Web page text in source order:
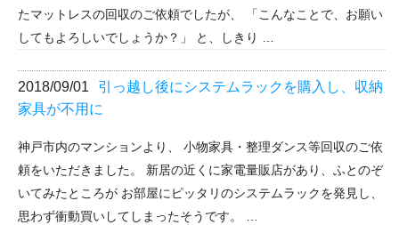
たマットレスの回収のご依頼でしたが、 「こんなことで、お願い
してもよろしいでしょうか？」 と、しきり …
2018/09/01
引っ越し後にシステムラックを購入し、収納
家具が不用に
神戸市内のマンションより、 小物家具・整理ダンス等回収のご依
頼をいただきました。 新居の近くに家電量販店があり、ふとのぞ
いてみたところが お部屋にピッタリのシステムラックを発見し、
思わず衝動買いしてしまったそうです。 …